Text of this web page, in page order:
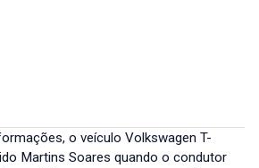
o veículo Volkswagen T-
Martins Soares quando o condutor